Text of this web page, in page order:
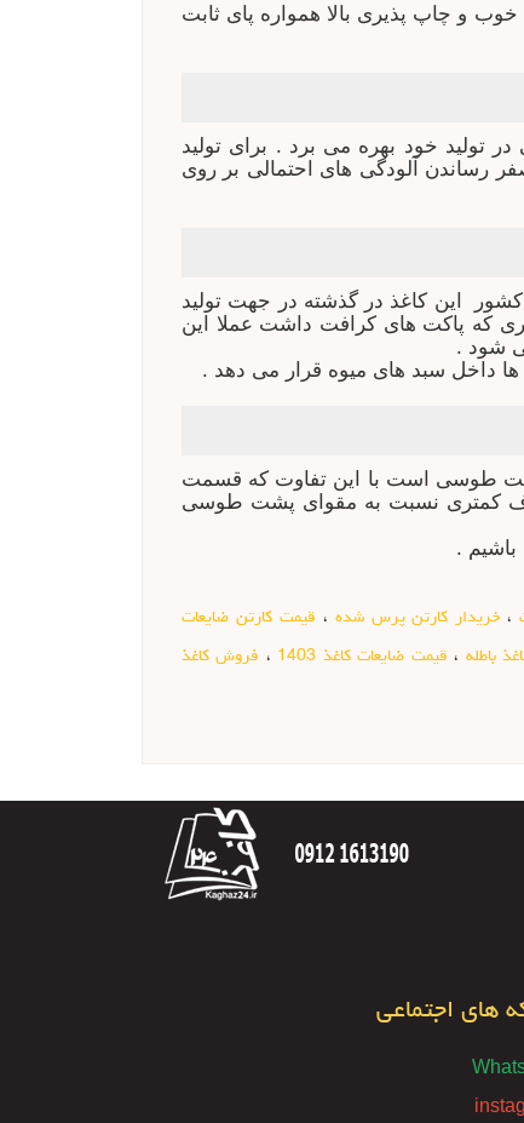
و چاپ پذیری بالا همواره پای ثابت
تولید خود بهره می برد . برای تولید
رساندن آلودگی های احتمالی بر روی
این کاغذ در گذشته در جهت تولید
که پاکت های کرافت داشت عملا این
شود .
داخل سبد های میوه قرار می دهد .
پشت طوسی است با این تفاوت که قسمت
کمتری نسبت به مقوای پشت طوسی
، خریدار کارتن پرس شده ، قیمت کارتن ضایعات
باطله ، قیمت ضایعات کاغذ 1403 ، فروش کاغذ
های اجتماعی